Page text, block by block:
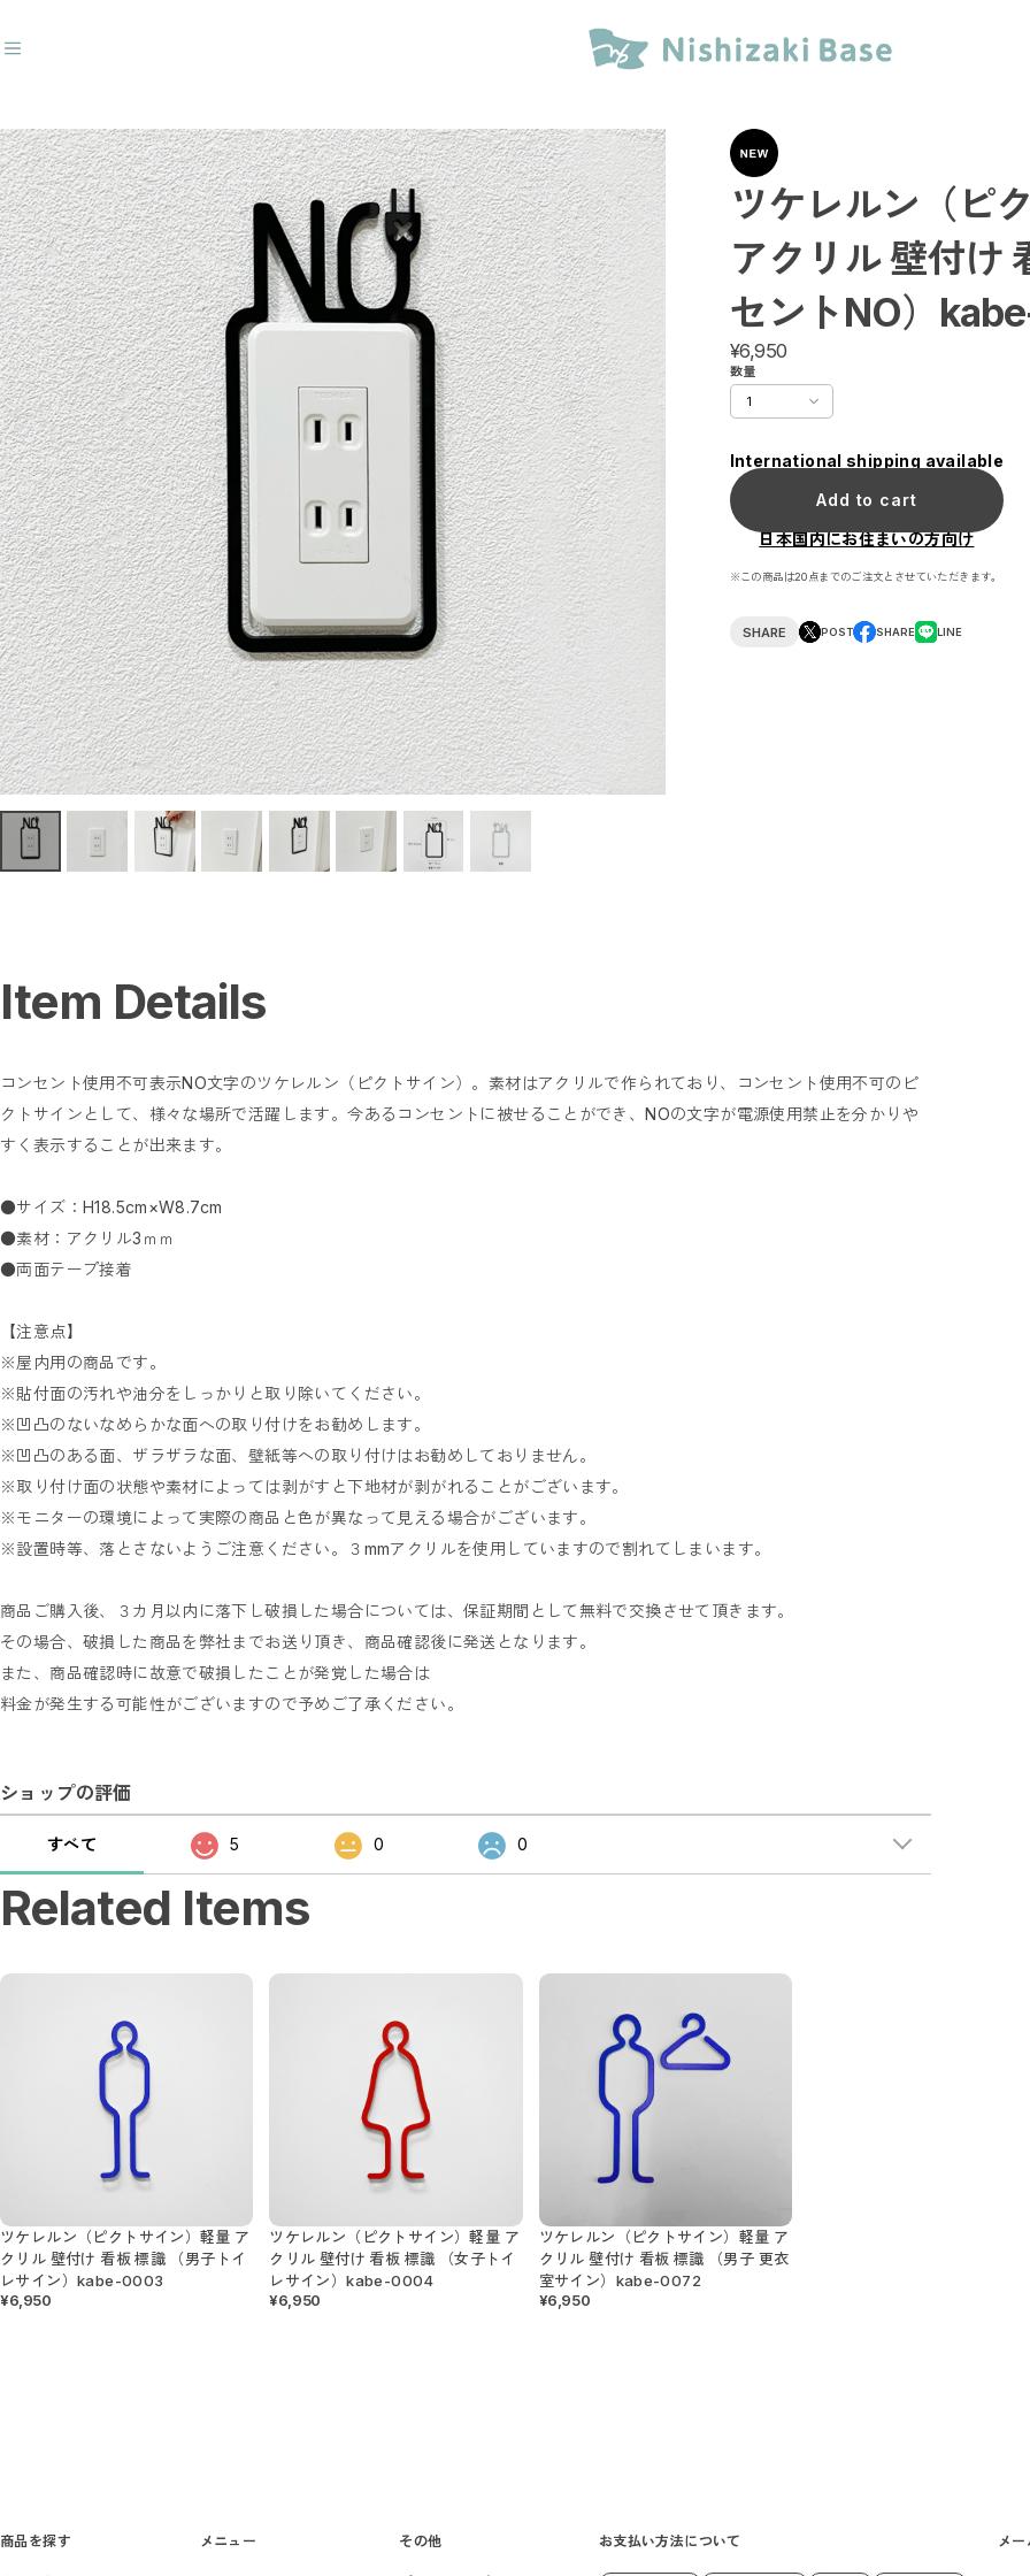
ウンライトキャップ
おすすめキーワード
#トイレサイン #番号 #突出し #壁付 #トイレ〇✕ #ダウンライトキャップ
商品カテゴリ
人気20商品
ラインベースデザイン
1way突出しサイン
3way突出しサイン
壁付サイン
文字ベースデザイン
突き出しＭＧサイン／屋内外
トイレサイン／屋内
突き出しサイン／屋内
1Wayサイン（送料無料）
3Wayサイン（送料無料）
書いて消せるサイン（送料無料）
トイレ入室表示サイン
アルミ製サイン
ミニサイン
壁付サイン
アクリルサイン
階段サイン
番号・階数サイン
アルミ複合板サイン
カルプサイン
階数表示 / 階段表示サイン
小さなミニサイン
ダウンライトキャップ
置き型サイン
オリジナル（社名・ロゴ）サイン（送料無料）
天吊りサイン
ダウンライトサイン
ステッカー／トイレマーク
ステッカー／ピクトで整理整頓
花ブロックサイン
花ブロックBOX
アクリルトロフィー
シェアオフィスおすすめ商品
セット販売商品
POP掲載フィルム
A3サイズ（送料無料）
ツケレルン（ピ
アクリル 壁付け
セントNO）
¥6,950
数量
International shipping available
Add to cart
日本国内にお住まいの方向け
※この商品は20点までのご注文とさせていただきます。
SHARE POST SHARE LINE
Item Details
コンセント使用不可表示NO文字のツケレルン（ピクトサイン）。素材はアクリルで作られており、コンセント使用不可のピ
クトサインとして、様々な場所で活躍します。今あるコンセントに被せることができ、NOの文字が電源使用禁止を分かりや
すく表示することが出来ます。
●サイズ：H18.5cm×W8.7cm
●素材：アクリル3ｍｍ
●両面テープ接着
【注意点】
※屋内用の商品です。
※貼付面の汚れや油分をしっかりと取り除いてください。
※凹凸のないなめらかな面への取り付けをお勧めします。
※凹凸のある面、ザラザラな面、壁紙等への取り付けはお勧めしておりません。
※取り付け面の状態や素材によっては剥がすと下地材が剥がれることがございます。
※モニターの環境によって実際の商品と色が異なって見える場合がございます。
※設置時等、落とさないようご注意ください。３mmアクリルを使用していますので割れてしまいます。
商品ご購入後、３カ月以内に落下し破損した場合については、保証期間として無料で交換させて頂きます。
その場合、破損した商品を弊社までお送り頂き、商品確認後に発送となります。
また、商品確認時に故意で破損したことが発覚した場合は
料金が発生する可能性がございますので予めご了承ください。
ショップの評価
すべて 5 0 0
Related Items
ツケレルン（ピクトサイン）軽量 ア
クリル 壁付け 看板 標識 （男子トイ
レサイン）kabe-0003
¥6,950
ツケレルン（ピクトサイン）軽量 ア
クリル 壁付け 看板 標識 （女子トイ
レサイン）kabe-0004
¥6,950
ツケレルン（ピクトサイン）軽量 ア
クリル 壁付け 看板 標識 （男子 更衣
室サイン）kabe-0072
¥6,950
商品を探す メニュー その他 お支払い方法について メ